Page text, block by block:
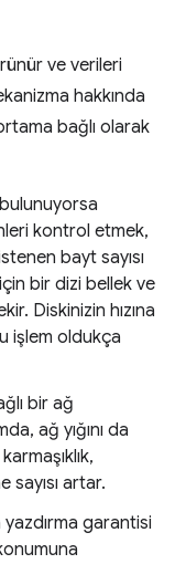
ve verileri
hakkında
bağlı olarak
kontrol etmek,
bayt sayısı
bir dizi bellek ve
Diskinizin hızına
işlem oldukça
bir ağ
ağ yığını da
sayısı artar.
garantisi